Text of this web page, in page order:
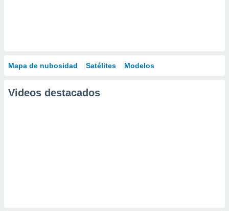
Mapa de nubosidad Satélites Modelos
Videos destacados